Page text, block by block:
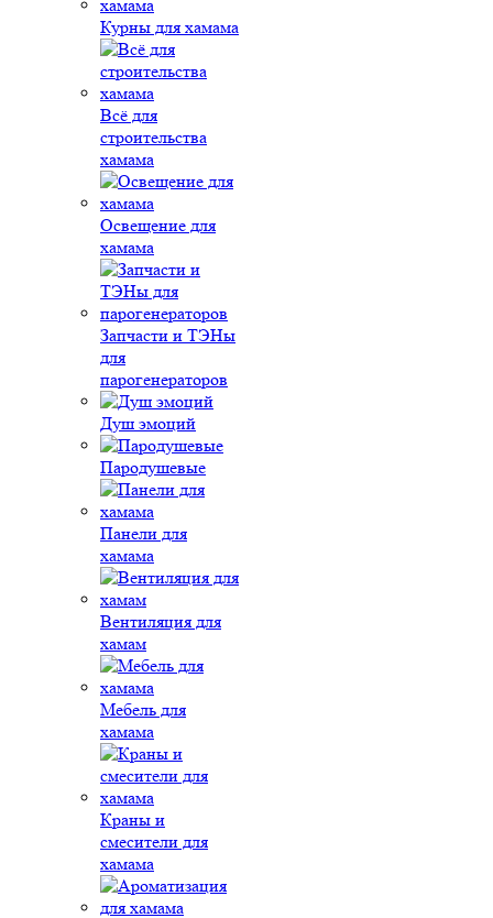
Курны для хамама
Всё для
строительства
хамама
Освещение для
хамама
Запчасти и ТЭНы
для
парогенераторов
Душ эмоций
Пародушевые
Панели для
хамама
Вентиляция для
хамам
Мебель для
хамама
Краны и
смесители для
хамама